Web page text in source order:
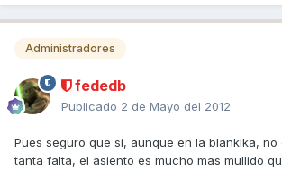
Administradores
fededb
Publicado 2 de Mayo del 2012
Pues seguro que si, aunque en la blankika,
tanta falta, el asiento es mucho mas mullido